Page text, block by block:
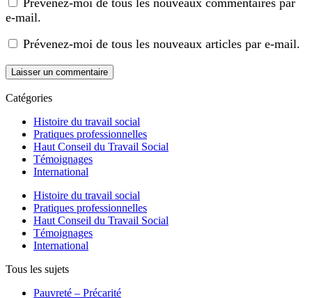
e-mail.
Prévenez-moi de tous les nouveaux articles par e-mail.
Catégories
Histoire du travail social
Pratiques professionnelles
Haut Conseil du Travail Social
Témoignages
International
Histoire du travail social
Pratiques professionnelles
Haut Conseil du Travail Social
Témoignages
International
Tous les sujets
Pauvreté – Précarité